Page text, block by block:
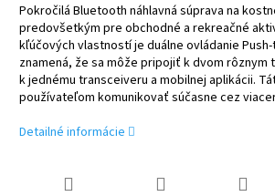
Pokročilá Bluetooth náhlavná súprava na
predovšetkým pre obchodné a rekreačné
kľúčových vlastností je duálne ovládanie
znamená, že sa môže pripojiť k dvom rôznym
k jednému transceiveru a mobilnej aplikácii.
používateľom komunikovať súčasne cez
Detailné informácie